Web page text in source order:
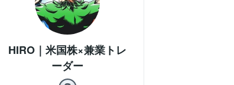
HIRO｜米国株×兼業トレ
ーダー